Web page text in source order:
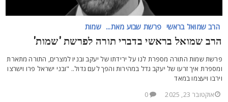
הרב שמואל בראשי פרשת שבוע מאת... שמות
שמואל בראשי בדברי תורה לפרשת 'שמות'
שמות התורה מספרת לנו על ירידתו של יעקב ובניו למצרים, התורה מתארת
איך זרעו של יעקב גדל במהירות והפך לעם גדול.. "ובני ישראל פרו וישרצו
ויעצמו במאד
אוקטובר 23, 2025
0